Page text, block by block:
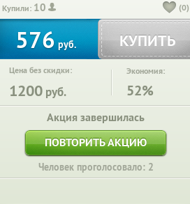
Купили: 10 (0)
576 руб. КУПИТЬ
Цена без скидки:
1200 руб.
Экономия:
52%
Акция завершилась
ПОВТОРИТЬ АКЦИЮ
Человек проголосовало: 2